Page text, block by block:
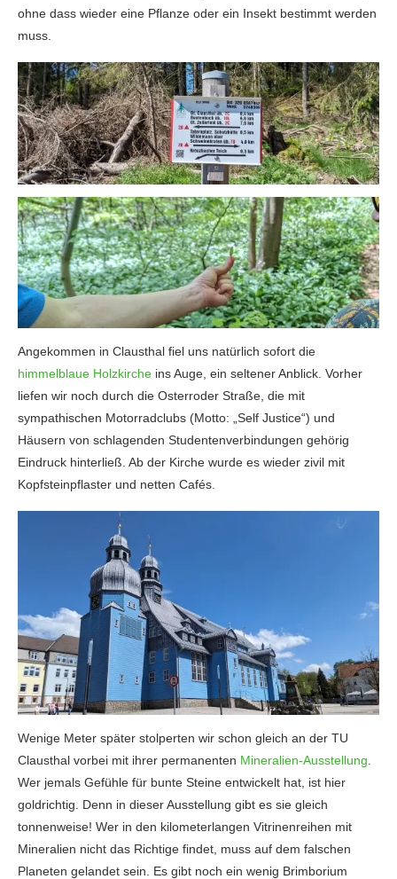
ohne dass wieder eine Pflanze oder ein Insekt bestimmt werden
muss.
Angekommen in Clausthal fiel uns natürlich sofort die
himmelblaue Holzkirche ins Auge, ein seltener Anblick. Vorher
liefen wir noch durch die Osterroder Straße, die mit
sympathischen Motorradclubs (Motto: „Self Justice“) und
Häusern von schlagenden Studentenverbindungen gehörig
Eindruck hinterließ. Ab der Kirche wurde es wieder zivil mit
Kopfsteinpflaster und netten Cafés.
Wenige Meter später stolperten wir schon gleich an der TU
Clausthal vorbei mit ihrer permanenten Mineralien-Ausstellung
Wer jemals Gefühle für bunte Steine entwickelt hat, ist hier
goldrichtig. Denn in dieser Ausstellung gibt es sie gleich
tonnenweise! Wer in den kilometerlangen Vitrinenreihen mit
Mineralien nicht das Richtige findet, muss auf dem falschen
Planeten gelandet sein. Es gibt noch ein wenig Brimborium